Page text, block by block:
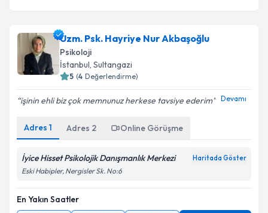
Uzm. Psk. Hayriye Nur Akbaşoğlu
Psikoloji
İstanbul, Sultangazi
5 (4 Değerlendirme)
işinin ehli biz çok memnunuz herkese tavsiye ederim Devamı
Adres 1 Adres 2 Online Görüşme
İyice Hisset Psikolojik Danışmanlık Merkezi Haritada Göster
Eski Habipler, Nergisler Sk. No:6
En Yakın Saatler